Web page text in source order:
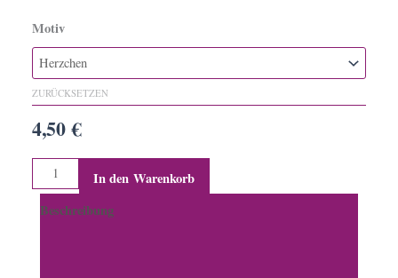
Motiv
ZURÜCKSETZEN
4,50€
Microfaser-
Kosmetiktuch
Menge
In den Warenkorb
Beschreibung